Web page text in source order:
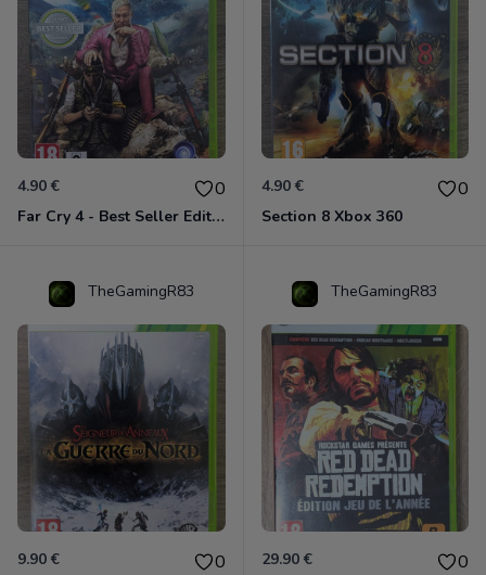
4.90 € 0
Far Cry 4 - Best Seller Edition Xbox 360
4.90 € 0
Section 8 Xbox 360
TheGamingR83
9.90 € 0
TheGamingR83
29.90 € 0